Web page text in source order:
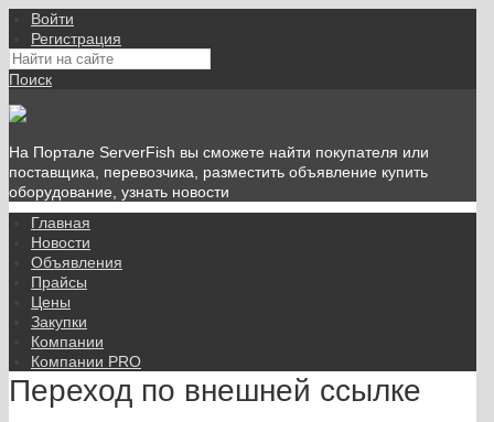
Войти
Регистрация
Поиск
На Портале ServerFish вы сможете найти покупателя или
поставщика, перевозчика, разместить объявление купить
оборудование, узнать новости
Главная
Новости
Объявления
Прайсы
Цены
Закупки
Компании
Компании PRO
Переход по внешней ссылке